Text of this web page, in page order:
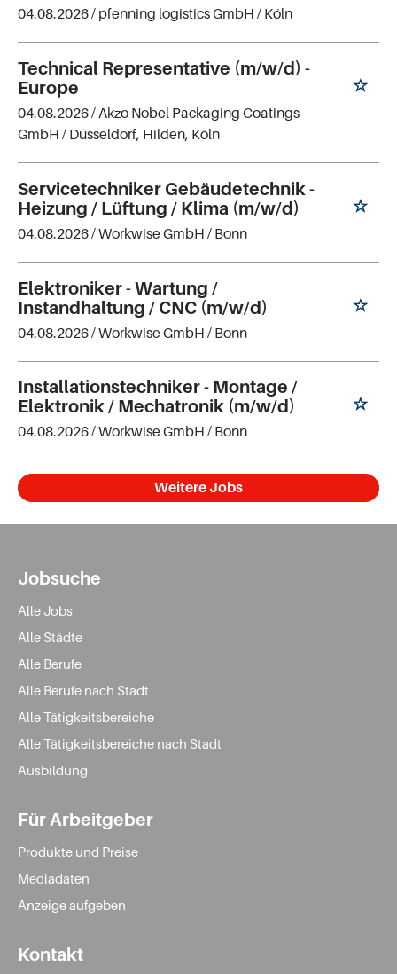
04.08.2026 / pfenning logistics GmbH / Köln
Technical Representative (m/w/d) -
Europe
04.08.2026 / Akzo Nobel Packaging Coatings
GmbH / Düsseldorf, Hilden, Köln
Servicetechniker Gebäudetechnik -
Heizung / Lüftung / Klima (m/w/d)
04.08.2026 /Workwise GmbH / Bonn
Elektroniker - Wartung /
Instandhaltung / CNC (m/w/d)
04.08.2026 /Workwise GmbH / Bonn
Installationstechniker - Montage /
Elektronik / Mechatronik (m/w/d)
04.08.2026 /Workwise GmbH / Bonn
Weitere Jobs
Jobsuche
Alle Jobs
Alle Städte
Alle Berufe
Alle Berufe nach Stadt
Alle Tätigkeitsbereiche
Alle Tätigkeitsbereiche nach Stadt
Ausbildung
Für Arbeitgeber
Produkte und Preise
Mediadaten
Anzeige aufgeben
Kontakt